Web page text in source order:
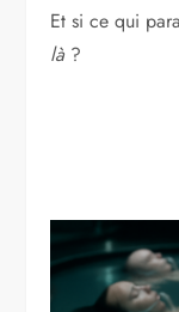
Et si ce qui
là?